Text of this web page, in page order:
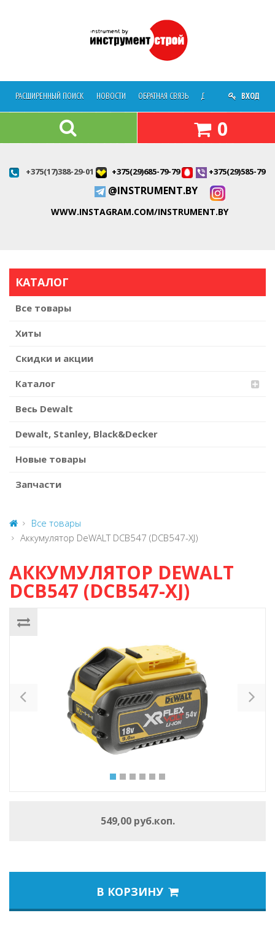
РАСШИРЕННЫЙ ПОИСК НОВОСТИ ОБРАТНАЯ СВЯЗЬ ДОСТАВКА О
ВХОД
0
+375(17)388-29-01 +375(29)685-79-79 +375(29)585-79-
@INSTRUMENT.BY
WWW.INSTAGRAM.COM/INSTRUMENT.BY
КАТАЛОГ
Все товары
Хиты
Скидки и акции
Каталог
Весь Dewalt
Dewalt, Stanley, Black&Decker
Новые товары
Запчасти
Все товары
Аккумулятор DeWALT DCB547 (DCB547-XJ)
АККУМУЛЯТОР DEWALT
DCB547 (DCB547-XJ)
Previous
549,00 руб.коп.
В КОРЗИНУ